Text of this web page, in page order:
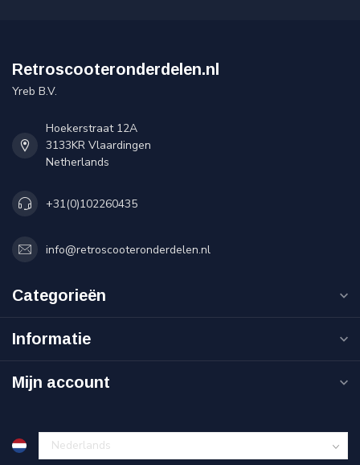
Retroscooteronderdelen.nl
Yreb B.V.
Hoekerstraat 12A
3133KR Vlaardingen
Netherlands
+31(0)102260435
info@retroscooteronderdelen.nl
Categorieën
Informatie
Mijn account